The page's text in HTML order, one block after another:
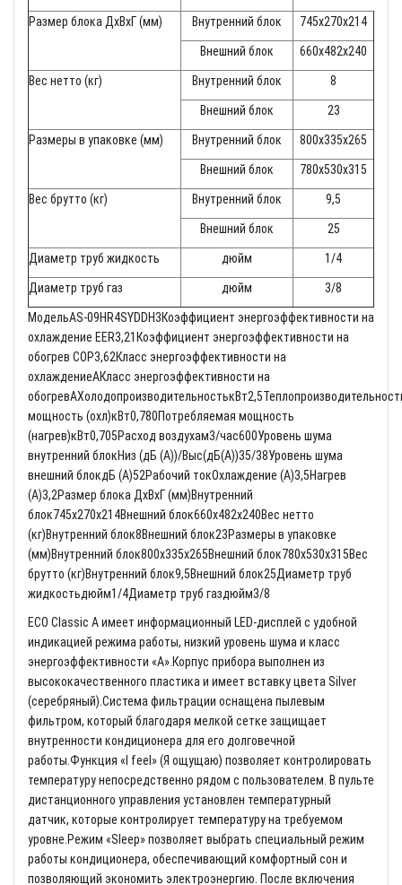
Размер блока ДхВхГ (мм) Внутренний блок 745x270x214
Внешний блок 660x482x240
Вес нетто (кг) Внутренний блок 8
Внешний блок 23
Размеры в упаковке (мм) Внутренний блок 800x335x265
Внешний блок 780x530x315
Вес брутто (кг) Внутренний блок 9,5
Внешний блок 25
Диаметр труб жидкость дюйм 1/4
Диаметр труб газ дюйм 3/8
МодельAS-09HR4SYDDH3Коэффициент энергоэффективности на
охлаждение EER3,21Коэффициент энергоэффективности на
обогрев COP3,62Класс энергоэффективности на
охлаждениеAКласс энергоэффективности на
мощность (охл)кВт0,780Потребляемая мощность
(нагрев)кВт0,705Расход воздухам3/час600Уровень шума
внутренний блокНиз (дБ (A))/Выс(дБ(A))35/38Уровень шума
внешний блокдБ (A)52Рабочий токОхлаждение (A)3,5Нагрев
(A)3,2Размер блока ДхВхГ (мм)Внутренний
блок745x270x214Внешний блок660x482x240Вес нетто
(кг)Внутренний блок8Внешний блок23Размеры в упаковке
(мм)Внутренний блок800x335x265Внешний блок780x530x315Вес
брутто (кг)Внутренний блок9,5Внешний блок25Диаметр труб
жидкостьдюйм1/4Диаметр труб газдюйм3/8
ECO Classic A имеет информационный LED-дисплей с удобной
индикацией режима работы, низкий уровень шума и класс
энергоэффективности «А».Корпус прибора выполнен из
высококачественного пластика и имеет вставку цвета Silver
(серебряный).Система фильтрации оснащена пылевым
фильтром, который благодаря мелкой сетке защищает
внутренности кондиционера для его долговечной
работы.Функция «I feel» (Я ощущаю) позволяет контролировать
температуру непосредственно рядом с пользователем. В пульте
дистанционного управления установлен температурный
датчик, которые контролирует температуру на требуемом
уровне.Режим «Sleep» позволяет выбрать специальный режим
работы кондиционера, обеспечивающий комфортный сон и
позволяющий экономить электроэнергию. После включения